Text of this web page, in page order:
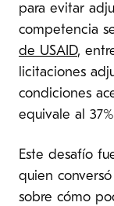
para evitar
competencia
de USAID,
licitaciones
condiciones
equivale al
Este desafío
quien
sobre cómo